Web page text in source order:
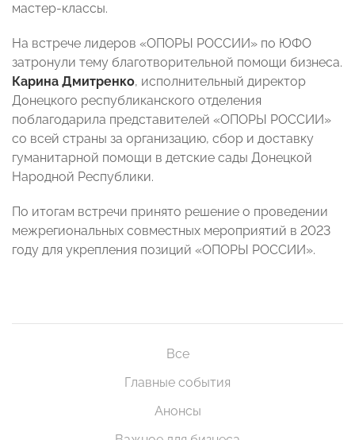
мастер-классы.
На встрече лидеров «ОПОРЫ РОССИИ» по ЮФО
затронули тему благотворительной помощи бизнеса.
Карина Дмитренко, исполнительный директор
Донецкого республиканского отделения
поблагодарила представителей «ОПОРЫ РОССИИ»
со всей страны за организацию, сбор и доставку
гуманитарной помощи в детские сады Донецкой
Народной Республики.
По итогам встречи принято решение о проведении
межрегиональных совместных мероприятий в 2023
году для укрепления позиций «ОПОРЫ РОССИИ».
Все
Главные события
Анонсы